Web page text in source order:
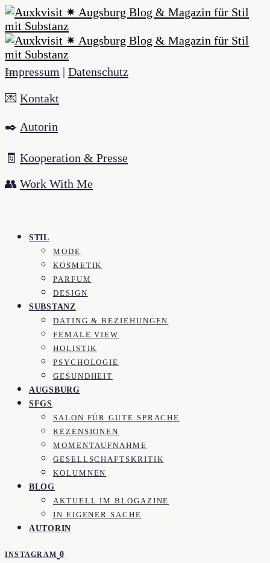
Impressum | Datenschutz
💌 Kontakt
✒️ Autorin
🧾 Kooperation & Presse
👥 Work With Me
STIL
MODE
KOSMETIK
PARFUM
DESIGN
SUBSTANZ
DATING & BEZIEHUNGEN
FEMALE VIEW
HOLISTIK
PSYCHOLOGIE
GESUNDHEIT
AUGSBURG
SFGS
SALON FÜR GUTE SPRACHE
REZENSIONEN
MOMENTAUFNAHME
GESELLSCHAFTSKRITIK
KOLUMNEN
BLOG
AKTUELL IM BLOGAZINE
IN EIGENER SACHE
AUTORIN
INSTAGRAM 0